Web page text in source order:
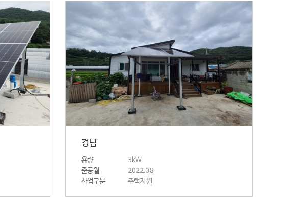
경남
용량
3kW
준공월
2022.08
사업구분
주택지원